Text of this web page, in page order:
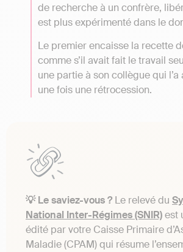
de recherche à un confrère,
est plus expérimenté dans le
Le premier encaisse la recette
comme s’il avait fait le travail
une partie à son collègue qui l’a
une fois une rétrocession.
💡 Le saviez-vous ? Le relevé du
National Inter-Régimes (SNIR)est
édité par votre Caisse Primaire
Maladie (CPAM) qui résume